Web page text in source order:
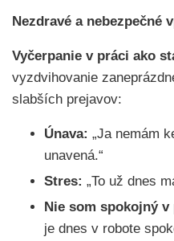
Nezdravé a nebezpečné
Vyčerpanie v práci ako
vyzdvihovanie
slabších prejavov:
Únava: „Ja nemám
unavená.“
Stres: „To už dnes
Nie som spokojný v
je dnes v robote